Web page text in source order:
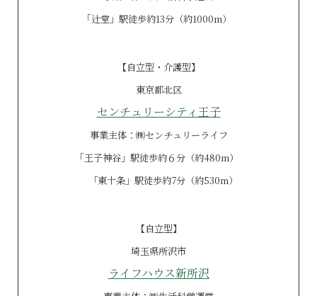
｢辻堂」駅徒歩約13分（約1000m）
【自立型・介護型】
東京都北区
センチュリーシティ王子
事業主体：㈱センチュリーライフ
｢王子神谷」駅徒歩約６分（約480m）
「東十条」駅徒歩約7分（約530m）
【自立型】
埼玉県所沢市
ライフハウス新所沢